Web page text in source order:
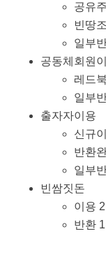
공유
빈땅
일부
공동체회원
레드
일부
출자자이용
신규
반환
일부
빈쌈짓돈
이용
반환